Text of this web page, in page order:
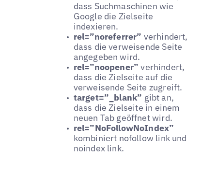
dass Suchmaschinen wie
Google die Zielseite
indexieren.
rel=”noreferrer” verhindert,
dass die verweisende Seite
angegeben wird.
rel=”noopener” verhindert,
dass die Zielseite auf die
verweisende Seite zugreift.
target=”_blank” gibt an,
dass die Zielseite in einem
neuen Tab geöffnet wird.
rel=”NoFollowNoIndex”
kombiniert nofollow link und
noindex link.